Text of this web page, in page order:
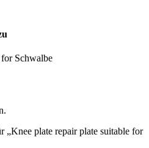
Schwalbe
„Knee plate repair plate suitable for